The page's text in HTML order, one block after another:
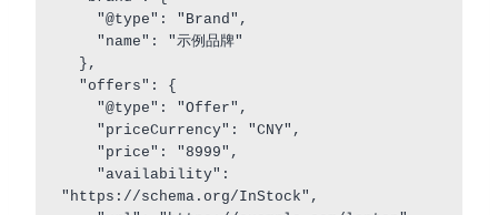
"https://schema.org/InStock",